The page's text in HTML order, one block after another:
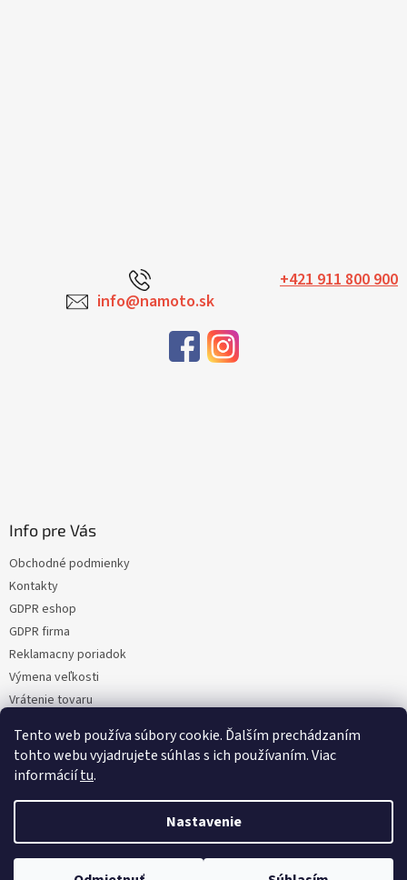
Tento web používa súbory cookie. Ďalším prechádzaním
tohto webu vyjadrujete súhlas s ich používaním. Viac
informáciítu.
Nastavenie
+421 911 800 900
info@namoto.sk
Info pre Vás
Obchodné podmienky
Kontakty
GDPR eshop
GDPR firma
Reklamacny poriadok
Výmena veľkosti
Vrátenie tovaru
Moja objednávka
Vytvoril Shoptet